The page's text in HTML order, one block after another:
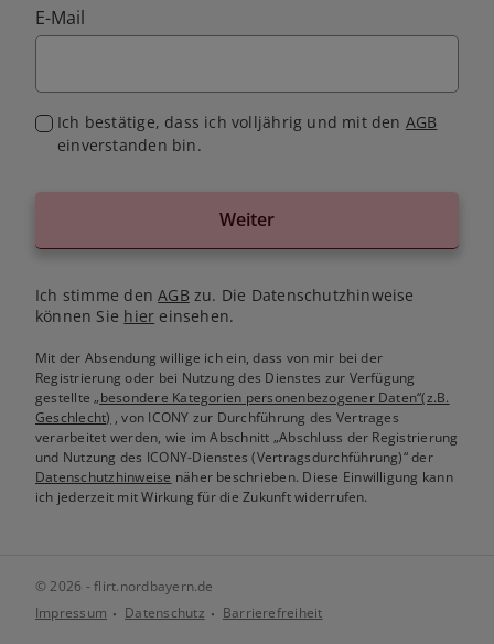
E-Mail
Ich bestätige, dass ich volljährig und mit den AGB
einverstanden bin.
Weiter
Ich stimme denAGB zu. Die Datenschutzhinweise
können Sie hier einsehen.
Mit der Absendung willige ich ein, dass von mir bei der
Registrierung oder bei Nutzung des Dienstes zur Verfügung
gestellte„besondere Kategorien personenbezogener Daten“(z.B.
Geschlecht) , von ICONY zur Durchführung des Vertrages
verarbeitet werden, wie im Abschnitt „Abschluss der Registrierung
und Nutzung des ICONY-Dienstes (Vertragsdurchführung)“ der
Datenschutzhinweise näher beschrieben. Diese Einwilligung kann
ich jederzeit mit Wirkung für die Zukunft widerrufen.
© 2026 - flirt.nordbayern.de
Impressum
Datenschutz Barrierefreiheit